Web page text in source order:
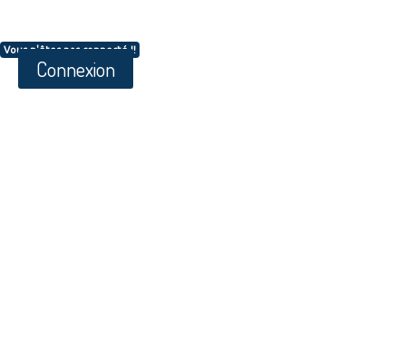
Vous n'êtes pas connecté !!
Connexion